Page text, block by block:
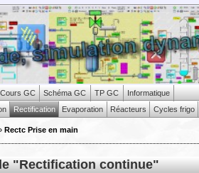
Cours GC Schéma GC TP GC
Informatique
Rectification Evaporation Réacteurs Cycles frigo
Rectc Prise en main
"Rectification continue"